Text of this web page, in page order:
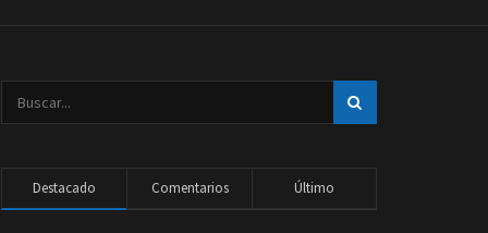
Destacado Comentarios Último